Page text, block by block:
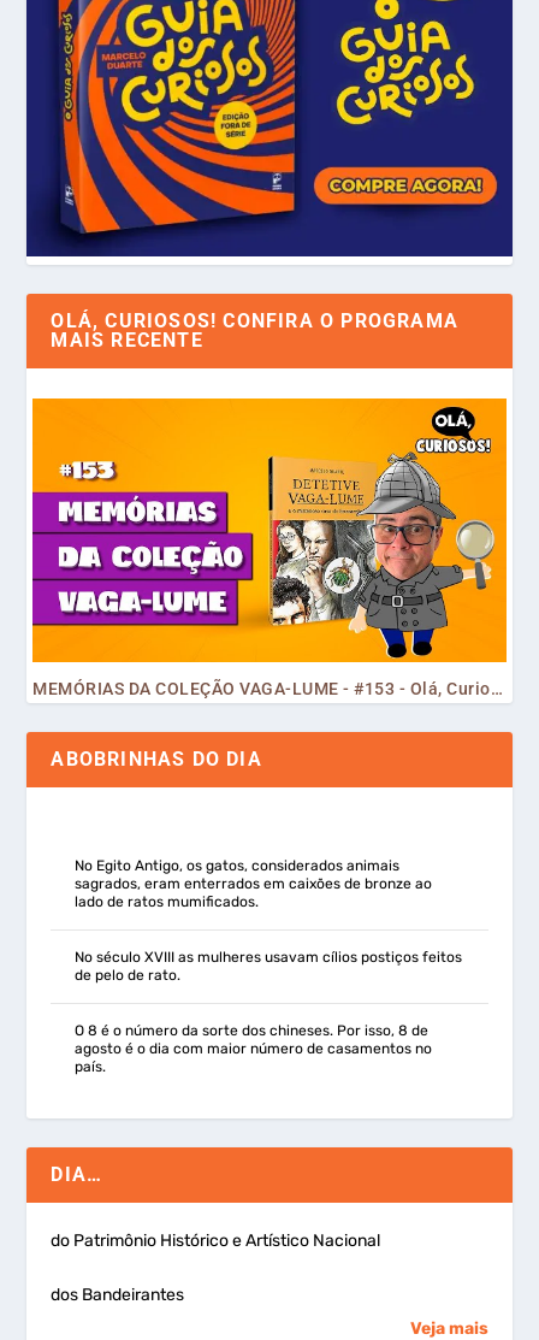
OLÁ, CURIOSOS! CONFIRA O PROGRAMA
MAIS RECENTE
MEMÓRIAS DA COLEÇÃO VAGA-LUME - #153 - Olá, Curiosos! 2023
ABOBRINHAS DO DIA
No Egito Antigo, os gatos, considerados animais
sagrados, eram enterrados em caixões de bronze ao
lado de ratos mumificados.
No século XVIII as mulheres usavam cílios postiços feitos
de pelo de rato.
O 8 é o número da sorte dos chineses. Por isso, 8 de
agosto é o dia com maior número de casamentos no
país.
DIA…
do Patrimônio Histórico e Artístico Nacional
dos Bandeirantes
Veja mais